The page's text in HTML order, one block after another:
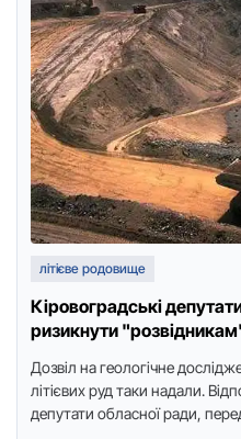
літієве родовище
Кіровоградські
ризикнути
Дозвіл на геологічне
літієвих руд таки надали.
депутати обласної ради,